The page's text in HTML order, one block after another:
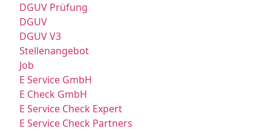
DGUV Prüfung
DGUV
DGUV V3
Stellenangebot
Job
E Service GmbH
E Check GmbH
E Service Check Expert
E Service Check Partners